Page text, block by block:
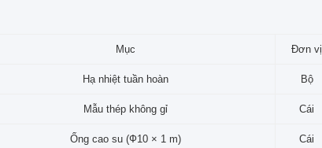
Mục Đơn vị
Hạ nhiệt tuần hoàn Bộ
Mẫu thép không gỉ Cái
Ống cao su (Ф10 × 1 m) Cái